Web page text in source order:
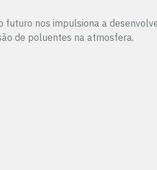
nos impulsiona a
de poluentes na atmosfera.